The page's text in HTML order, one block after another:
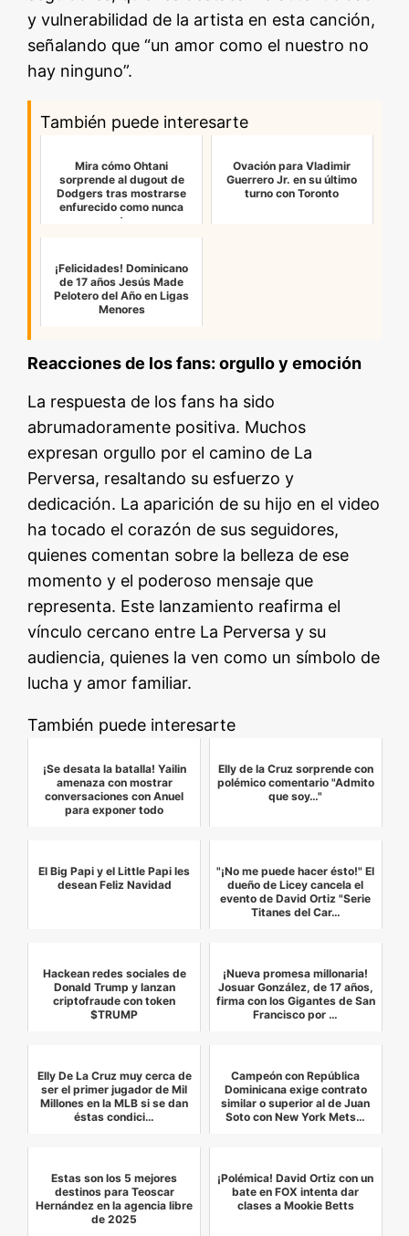
y vulnerabilidad de la artista en esta canción,
señalando que “un amor como el nuestro no
hay ninguno”.
También puede interesarte
Mira cómo Ohtani
sorprende al dugout de
Dodgers tras mostrarse
enfurecido como nunca
antes
Ovación para Vladimir
Guerrero Jr. en su último
turno con Toronto
¡Felicidades! Dominicano
de 17 años Jesús Made
Pelotero del Año en Ligas
Menores
Reacciones de los fans: orgullo y emoción
La respuesta de los fans ha sido
abrumadoramente positiva. Muchos
expresan orgullo por el camino de La
Perversa, resaltando su esfuerzo y
dedicación. La aparición de su hijo en el video
ha tocado el corazón de sus seguidores,
quienes comentan sobre la belleza de ese
momento y el poderoso mensaje que
representa. Este lanzamiento reafirma el
vínculo cercano entre La Perversa y su
audiencia, quienes la ven como un símbolo de
lucha y amor familiar.
También puede interesarte
¡Se desata la batalla! Yailin
amenaza con mostrar
conversaciones con Anuel
para exponer todo
Elly de la Cruz sorprende con
polémico comentario "Admito
que soy…"
El Big Papi y el Little Papi les
desean Feliz Navidad
"¡No me puede hacer ésto!" El
dueño de Licey cancela el
evento de David Ortiz "Serie
Titanes del Car…
Hackean redes sociales de
Donald Trump y lanzan
criptofraude con token
$TRUMP
¡Nueva promesa millonaria!
Josuar González, de 17 años,
firma con los Gigantes de San
Francisco por …
Elly De La Cruz muy cerca de
ser el primer jugador de Mil
Millones en la MLB si se dan
éstas condici…
Campeón con República
Dominicana exige contrato
similar o superior al de Juan
Soto con New York Mets…
Estas son los 5 mejores
destinos para Teoscar
Hernández en la agencia libre
de 2025
¡Polémica! David Ortiz con un
bate en FOX intenta dar
clases a Mookie Betts